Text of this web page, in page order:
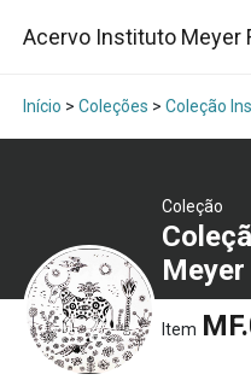
Acervo Instituto Meyer
Início > Coleções > Coleção
Coleção
Item